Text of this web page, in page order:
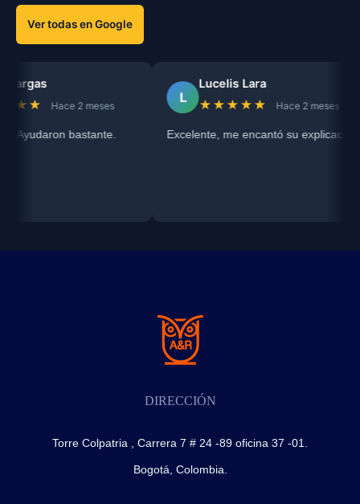
Ver todas en Google
Hace 2 meses
bastante.
Lucelis Lara
★★★★★ Hace 2 meses
Excelente, me encantó su explicación
DIRECCIÓN
Torre Colpatria , Carrera 7 # 24 -89 oficina 37 -01.
Bogotá, Colombia.